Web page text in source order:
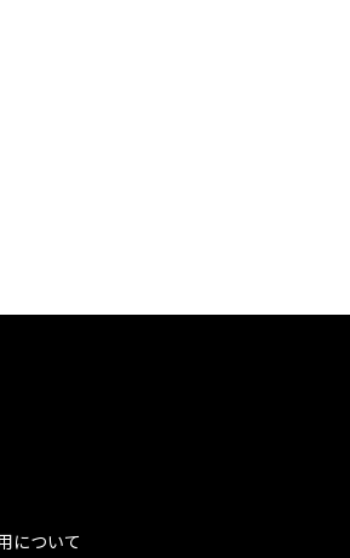
について